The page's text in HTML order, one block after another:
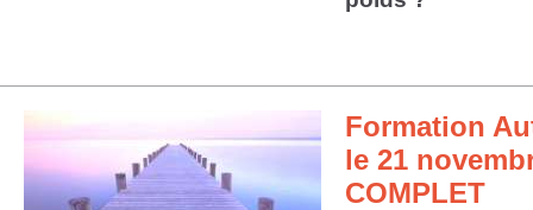
Formation
le 21
COMPLET